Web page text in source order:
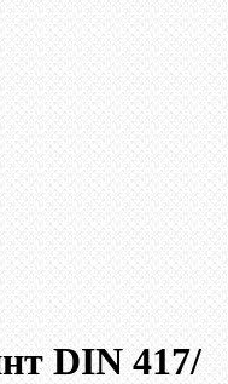
DIN 417/